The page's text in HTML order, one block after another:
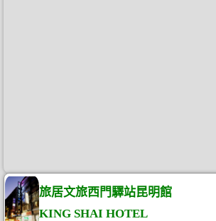
旅居文旅西門驛站昆明館
KING SHAI HOTEL